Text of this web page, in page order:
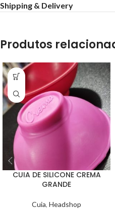
Shipping & Delivery
Produtos
CUIA DE SILICONE CREMA
GRANDE
Cuia, Headshop